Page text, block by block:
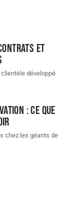
contrats et
développé
: ce que
chez les géants de